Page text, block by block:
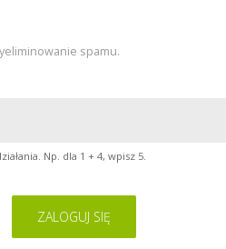
oraz informacje o
cofania zgody na używanie
spamu.
Np. dla 1 + 4, wpisz 5.